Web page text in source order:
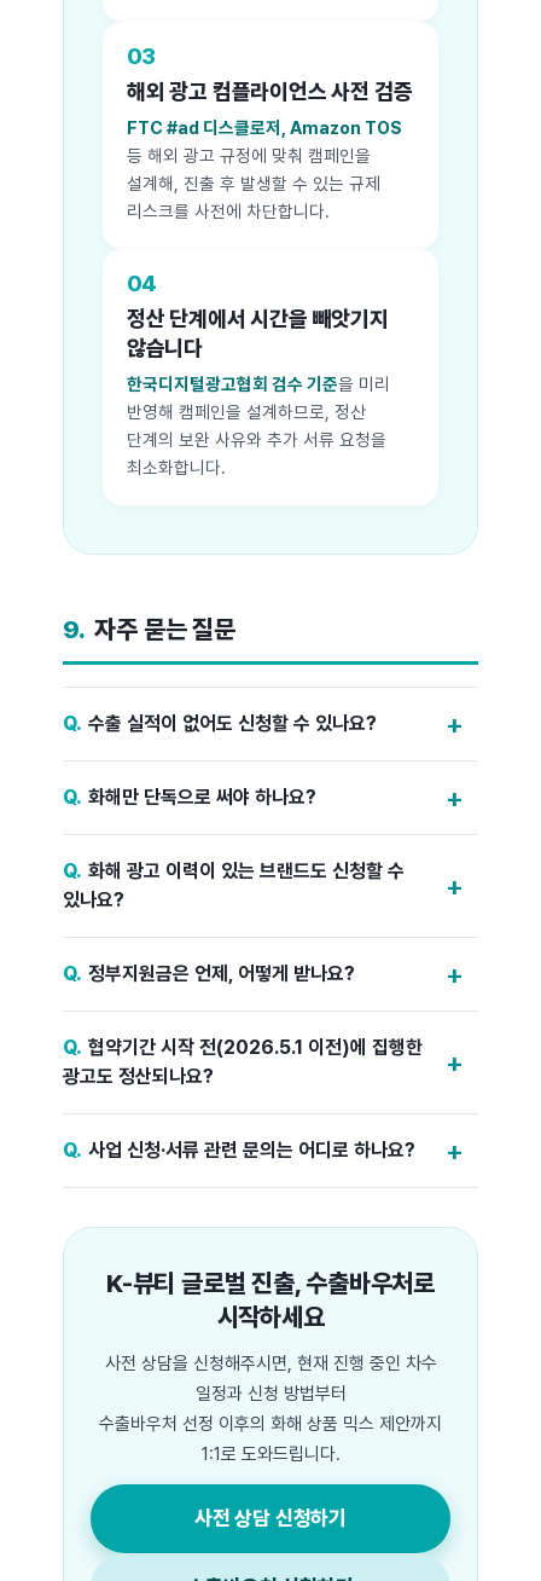
03
해외 광고 컴플라이언스 사전 검증
FTC #ad 디스클로저, Amazon TOS
등 해외 광고 규정에 맞춰 캠페인을
설계해, 진출 후 발생할 수 있는 규제
리스크를 사전에 차단합니다.
04
정산 단계에서 시간을 빼앗기지
않습니다
한국디지털광고협회 검수 기준을 미리
반영해 캠페인을 설계하므로, 정산
단계의 보완 사유와 추가 서류 요청을
최소화합니다.
9. 자주 묻는 질문
수출 실적이 없어도 신청할 수 있나요?
화해만 단독으로 써야 하나요?
화해 광고 이력이 있는 브랜드도 신청할 수
있나요?
정부지원금은 언제, 어떻게 받나요?
협약기간 시작 전(2026.5.1 이전)에 집행한
광고도 정산되나요?
사업 신청·서류 관련 문의는 어디로 하나요?
K-뷰티 글로벌 진출, 수출바우처로
시작하세요
사전 상담을 신청해주시면, 현재 진행 중인 차수
일정과 신청 방법부터
수출바우처 선정 이후의 화해 상품 믹스 제안까지
1:1로 도와드립니다.
사전 상담 신청하기